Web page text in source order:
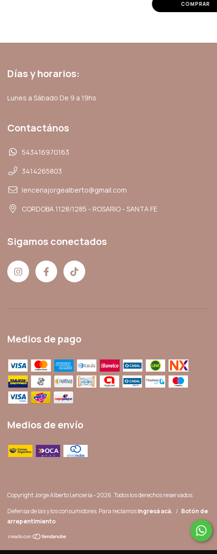
COMPRAR
Días y horarios:
Lunes a Sábado De 9 a 19hs
Contactános
543416970163
3414265803
lenceriajorgealberto@gmail.com
CORDOBA 1128/1285 - ROSARIO - SANTA FE
Sigamos conectados
Medios de pago
Medios de envío
Copyright Jorge Alberto Lencería - 2026. Todos los derechos reservados.
Defensa de las y los consumidores. Para reclamosingresá acá. / Botón de
arrepentimiento